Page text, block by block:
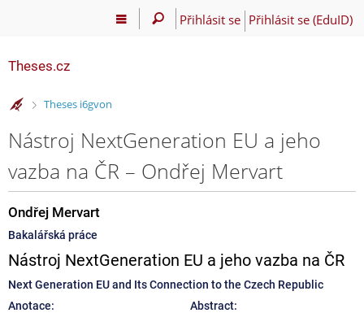
Přihlásit se Přihlásit se (EduID)
Theses.cz
>
Theses i6gvon
Nástroj NextGeneration EU a jeho
vazba na ČR – Ondřej Mervart
Ondřej Mervart
Bakalářská práce
Nástroj NextGeneration EU a jeho vazba na ČR
Next Generation EU and Its Connection to the Czech Republic
Anotace:
Abstract: